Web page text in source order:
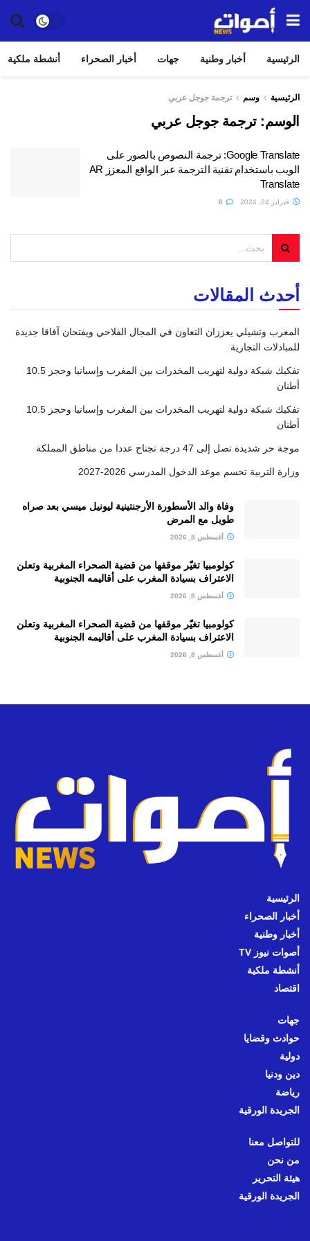
الرئيسية أخبار وطنية جهات أخبار الصحراء أنشطة ملكية
الرئيسية وسم ترجمة جوجل عربي
الوسم:ترجمة جوجل عربي
Google Translate: ترجمة النصوص بالصور على
الويب باستخدام تقنية الترجمة عبر الواقع المعزز AR
Translate
فبراير 24, 2024
أحدث المقالات
المغرب وتشيلي يعززان التعاون في المجال الفلاحي ويفتحان آفاقا جديدة
للمبادلات التجارية
تفكيك شبكة دولية لتهريب المخدرات بين المغرب وإسبانيا وحجز 10.5
أطنان
تفكيك شبكة دولية لتهريب المخدرات بين المغرب وإسبانيا وحجز 10.5
أطنان
موجة حر شديدة تصل إلى 47 درجة تجتاح عددا من مناطق المملكة
وزارة التربية تحسم موعد الدخول المدرسي 2026-2027
وفاة والد الأسطورة الأرجنتينية ليونيل ميسي بعد صراه
طويل مع المرض
أغسطس 8, 2026
كولومبيا تغيّر موقفها من قضية الصحراء المغربية وتعلن
الاعتراف بسيادة المغرب على أقاليمه الجنوبية
أغسطس 8, 2026
كولومبيا تغيّر موقفها من قضية الصحراء المغربية وتعلن
الاعتراف بسيادة المغرب على أقاليمه الجنوبية
أغسطس 8, 2026
الرئيسية
أخبار الصحراء
أخبار وطنية
أصوات نيوز TV
أنشطة ملكية
اقتصاد
جهات
حوادث وقضايا
دولية
دين ودنيا
رياضة
الجريدة الورقية
للتواصل معنا
من نحن
هيئة التحرير
الجريدة الورقية